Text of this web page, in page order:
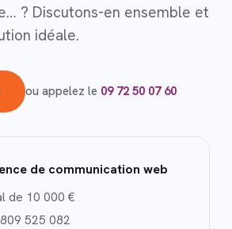
? Discutons-en ensemble et
idéale.
ou appelez le 09 72 50 07 60
de communication web
de 10 000 €
525 082